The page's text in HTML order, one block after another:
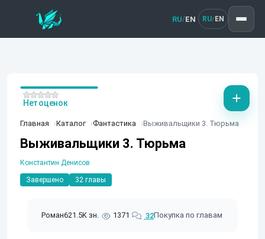
RU/EN RU/ EN
Главная Каталог Фантастика Выживальщики 3. Тюрьма
Выживальщики 3. Тюрьма
Константин Денисов
Завершено 32 главы
Роман621.5K зн. 1371 32Покупка по главам
Нет оценок